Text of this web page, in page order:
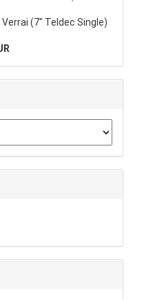
(7" Teldec Single)